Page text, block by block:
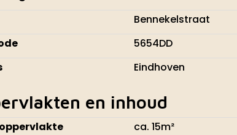
Bennekelstraat
5654DD
Eindhoven
en inhoud
ca. 15m²